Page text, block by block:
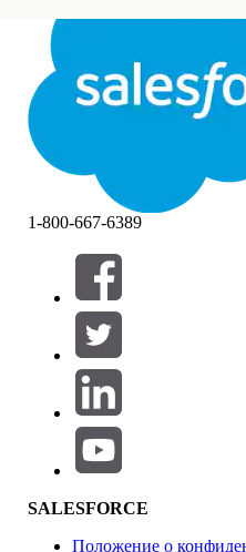
Закрыть
Фильтры (0)
ВЫБРАТЬ ФИЛЬТРЫ
Область продуктов
Влияние на функции
1-800-667-6389
SALESFORCE
Положение о